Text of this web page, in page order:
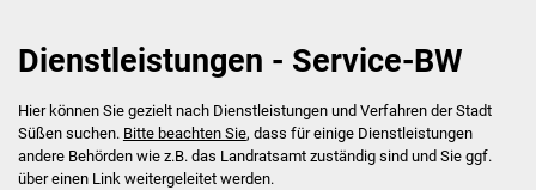
Ausschüsse
Ratsinformationssystem
Jugendbeirat
Dienstleistungen - Service-BW
Hier können Sie gezielt nach Dienstleistungen und Verfahren der Stadt
Süßen suchen. Bitte beachten Sie, dass für einige Dienstleistungen
andere Behörden wie z.B. das Landratsamt zuständig sind und Sie ggf.
über einen Link weitergeleitet werden.